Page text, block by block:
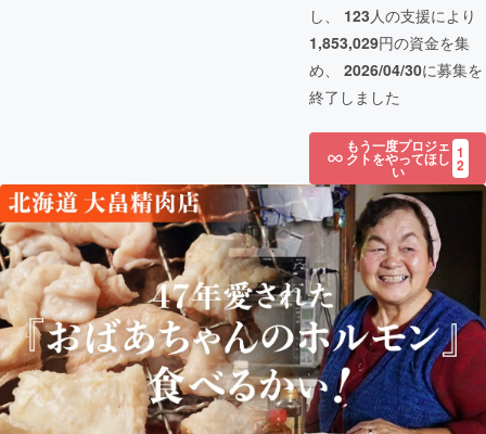
し、 123人の支援により
1,853,029円の資金を集
め、 2026/04/30に募集を
終了しました
もう一度プロジェ
クトをやってほし
い
1
2